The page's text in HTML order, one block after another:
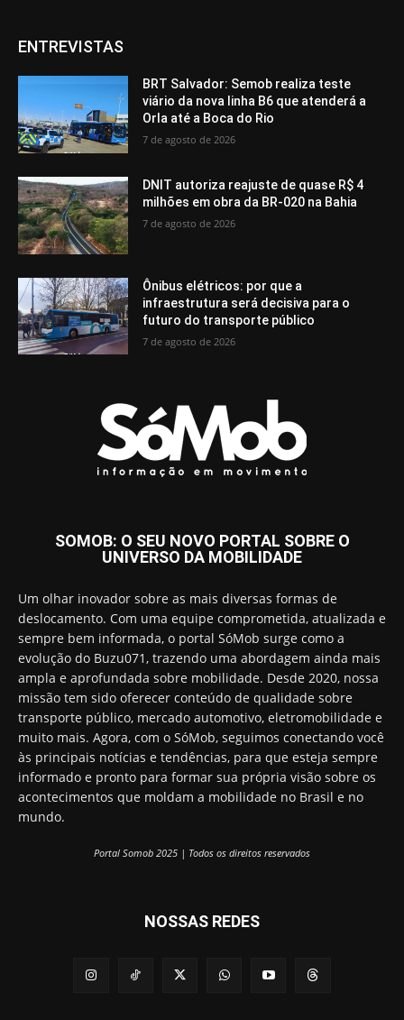
ENTREVISTAS
BRT Salvador: Semob realiza teste
viário da nova linha B6 que atenderá a
Orla até a Boca do Rio
7 de agosto de 2026
DNIT autoriza reajuste de quase R$ 4
milhões em obra da BR-020 na Bahia
7 de agosto de 2026
Ônibus elétricos: por que a
infraestrutura será decisiva para o
futuro do transporte público
7 de agosto de 2026
SOMOB: O SEU NOVO PORTAL SOBRE O
UNIVERSO DA MOBILIDADE
Um olhar inovador sobre as mais diversas formas de
deslocamento. Com uma equipe comprometida, atualizada e
sempre bem informada, o portal SóMob surge como a
evolução do Buzu071, trazendo uma abordagem ainda mais
ampla e aprofundada sobre mobilidade. Desde 2020, nossa
missão tem sido oferecer conteúdo de qualidade sobre
transporte público, mercado automotivo, eletromobilidade e
muito mais. Agora, com o SóMob, seguimos conectando você
às principais notícias e tendências, para que esteja sempre
informado e pronto para formar sua própria visão sobre os
acontecimentos que moldam a mobilidade no Brasil e no
mundo.
Portal Somob 2025 | Todos os direitos reservados
NOSSAS REDES